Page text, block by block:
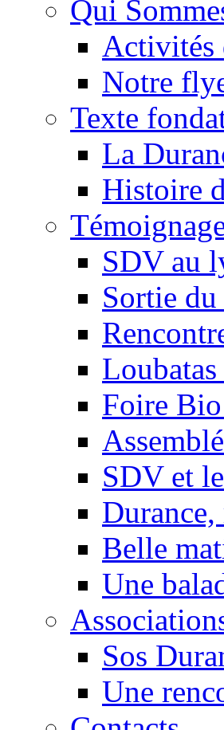
Qui
Activités
Notre
Texte
La
Histoire
SDV au
Sortie
Foire
SDV et
Durance,
Belle
Une
Sos
Une